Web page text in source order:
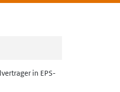
in EPS-